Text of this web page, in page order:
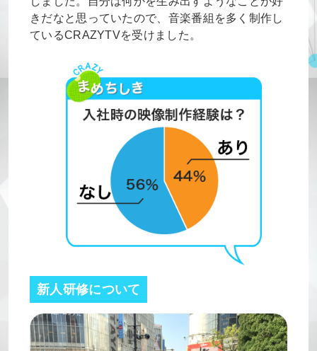
きだなと思っていたので、音楽番組を多く制作し
ているCRAZYTVを受けました。
新人研修について